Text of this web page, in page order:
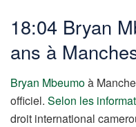
18:04 Bryan
ans à
Bryan Mbeumoà
officiel. Selon les
droit international